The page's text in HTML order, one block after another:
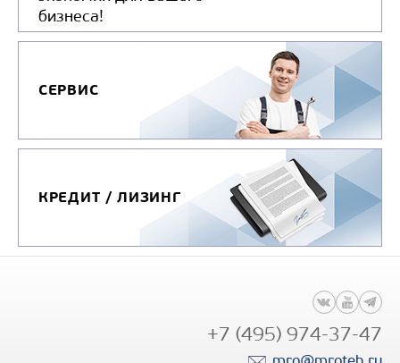
бизнеса!
СЕРВИС
КРЕДИТ / ЛИЗИНГ
+7 (495) 974-37-47